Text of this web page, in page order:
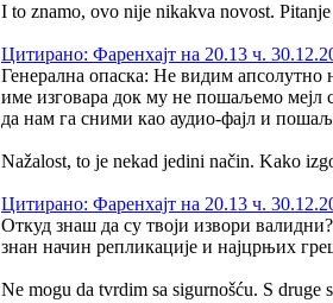
I to znamo, ovo nije nikakva novost.
Цитирано: Фаренхајт на 20.13 ч.
Генерална опаска: Не видим апсолутно
име изговара док му не пошаљемо
да нам га сними као аудио-фајл и
Nažalost, to je nekad jedini način. Kako
Цитирано: Фаренхајт на 20.13 ч.
Откуд знаш да су твоји извори
знан начин репликације и најцрњих
Ne mogu da tvrdim sa sigurnošću. S druge